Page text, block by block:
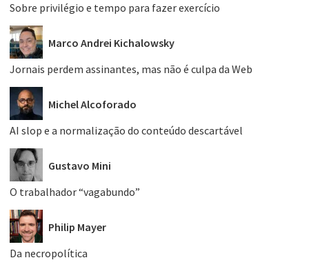
Sobre privilégio e tempo para fazer exercício
Marco Andrei Kichalowsky
Jornais perdem assinantes, mas não é culpa da Web
Michel Alcoforado
AI slop e a normalização do conteúdo descartável
Gustavo Mini
O trabalhador “vagabundo”
Philip Mayer
Da necropolítica